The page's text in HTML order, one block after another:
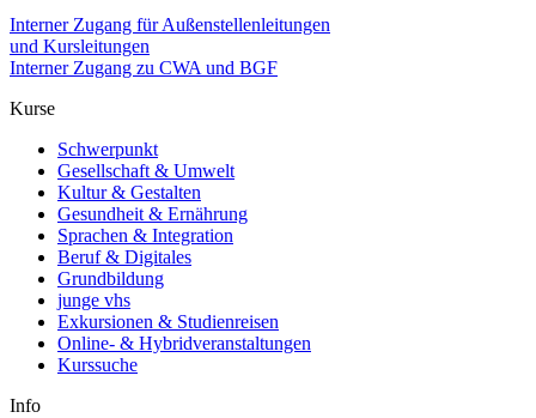
Interner Zugang für Außenstellenleitungen
und Kursleitungen
Interner Zugang zu CWA und BGF
Kurse
Schwerpunkt
Gesellschaft & Umwelt
Kultur & Gestalten
Gesundheit & Ernährung
Sprachen & Integration
Beruf & Digitales
Grundbildung
junge vhs
Exkursionen & Studienreisen
Online- & Hybridveranstaltungen
Kurssuche
Info